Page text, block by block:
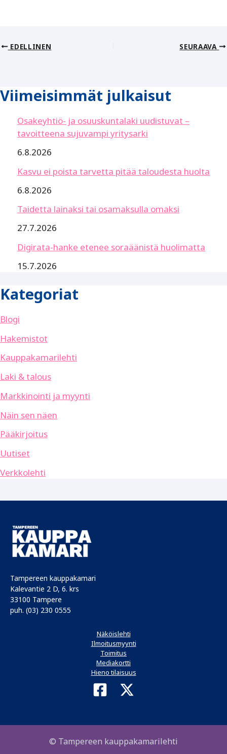
EDELLINEN SEURAAVA
Viimeisimmät julkaisut
Osakeyhtiö- ja osuuskuntalaki uudistuvat –
tavoitteena sujuvampi yritysarki
6.8.2026
Kasvu ei poista tarvetta pitää taloudesta huolta
6.8.2026
Taidetta lainaksi tai osamaksulla omaksi
27.7.2026
Digirata-hanke etenee soraäänistä huolimatta
15.7.2026
Kategoriat
Blogi
Hakemistot
Kauppakamarilehti
Laki & talous
Markkinointi ja myynti
Näin sen näen
Pääkirjoitus
Uutiset
Verkkolehti
Tampereen kauppakamari
Kalevantie 2 D, 6. krs
33100 Tampere
puh. (03) 230 0555
Näköislehti
Ilmoitusmyynti
Toimitus
Mediakortti
Hieno tilaisuus
© Tampereen kauppakamarilehti